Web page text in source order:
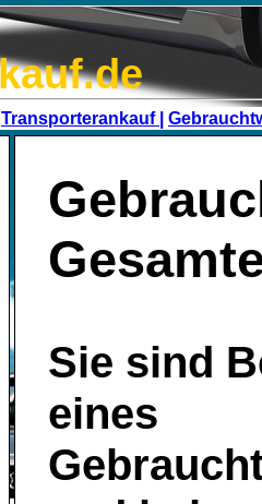
Transporterankauf |
Sie sind
eines